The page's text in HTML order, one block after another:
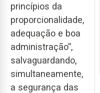
princípios da
proporcionalidade,
adequação e boa
administração”,
salvaguardando,
simultaneamente,
a segurança das